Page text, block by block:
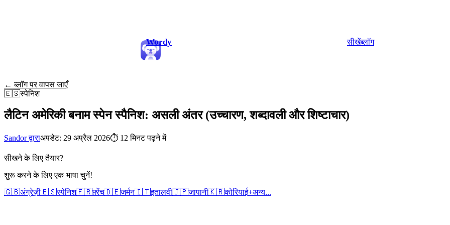
Wordy सीखेंब्लॉग
← ब्लॉग पर वापस जाएँ
🇪🇸स्पेनिश
लैटिन अमेरिकी बनाम स्पेन स्पैनिश: असली अंतर (उच्चारण, शब्दावली और शिष्टाचार)
Sandor द्वाराअपडेट: 29 अप्रैल 2026⏱ 12 मिनट पढ़ने में
सीखने के लिए तैयार?
शुरू करने के लिए एक भाषा चुनें!
🇬🇧अंग्रेज़ी🇪🇸स्पेनिश🇫🇷फ़्रेंच🇩🇪जर्मन🇮🇹इतालवी🇯🇵जापानी🇰🇷कोरियाई+अन्य...